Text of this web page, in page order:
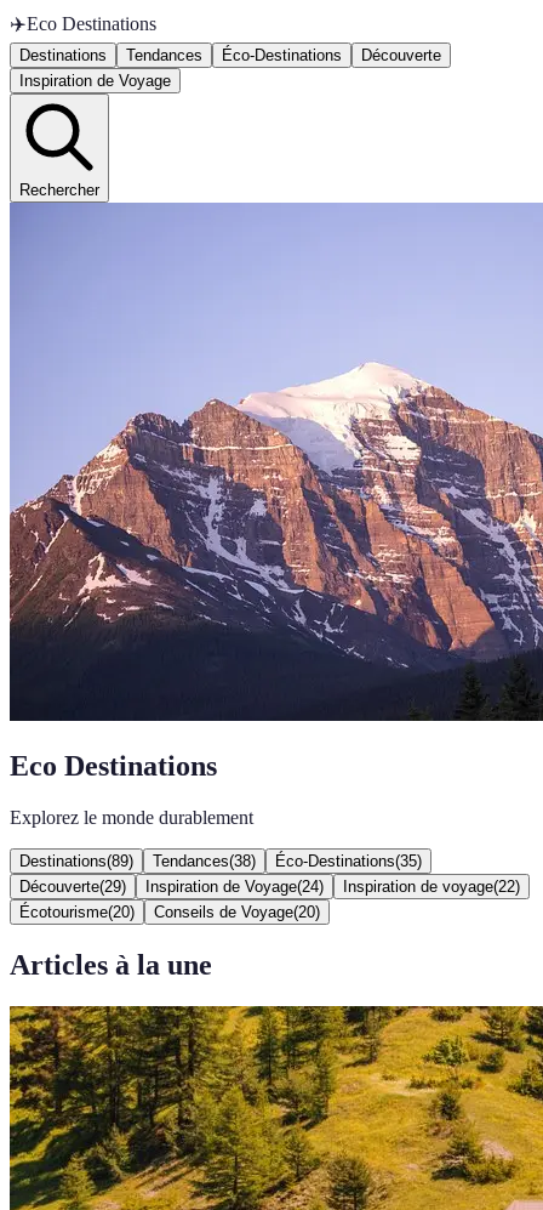
✈️Eco Destinations
Destinations Tendances Éco-Destinations
Découverte
Inspiration de Voyage
Rechercher
Eco Destinations
Explorez le monde durablement
Destinations(89) Tendances(38) Éco-Destinations(35)
Découverte(29) Inspiration de Voyage(24) Inspiration de voyage(22)
Écotourisme(20) Conseils de Voyage(20)
Articles à la une